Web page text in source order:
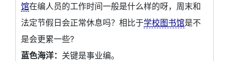
馆在编人员的工作时间一般是什么样的呀，周末和
法定节假日会正常休息吗？相比于学校图书馆是不
是会更累一些?
蓝色海洋： 关键是事业编。